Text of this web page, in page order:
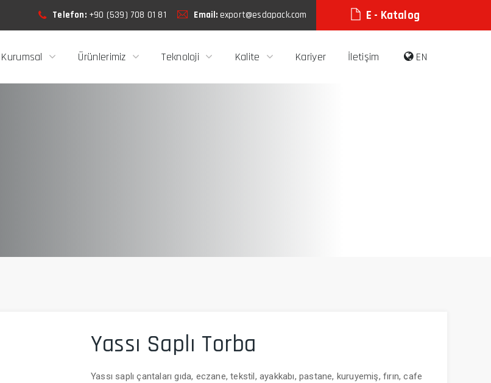
Telefon:+90 (539) 708 01 81 Email: export@esdapack.com E - Katalog
Kurumsal Ürünlerimiz Teknoloji Kalite Kariyer İletişim EN
Yassı Saplı Torba
Yassı saplı çantaları gıda, eczane, tekstil, ayakkabı, pastane, kuruyemiş, fırın, cafe